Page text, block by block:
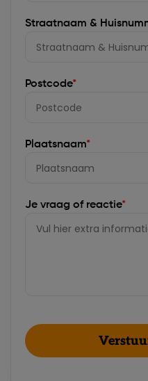
Straatnaam &
Postcode*
Plaatsnaam*
Je vraag of reactie*